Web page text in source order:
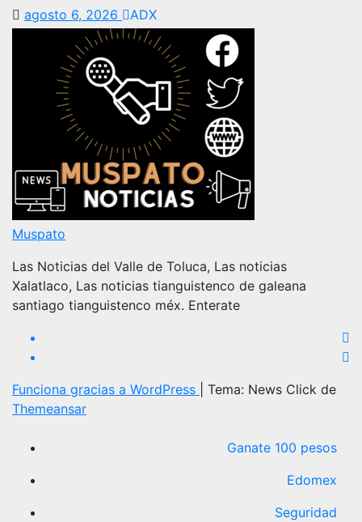
agosto 6, 2026 ADX
Muspato
Las Noticias del Valle de Toluca, Las noticias
Xalatlaco, Las noticias tianguistenco de galeana
santiago tianguistenco méx. Enterate
Funciona gracias a WordPress
Tema: News Click de
Themeansar
Ganate 100 pesos
Edomex
Seguridad